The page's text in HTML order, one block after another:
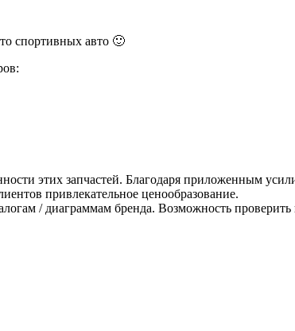
спортивных авто 🙂
этих запчастей. Благодаря приложенным
привлекательное ценообразование.
/ диаграммам бренда. Возможность проверить